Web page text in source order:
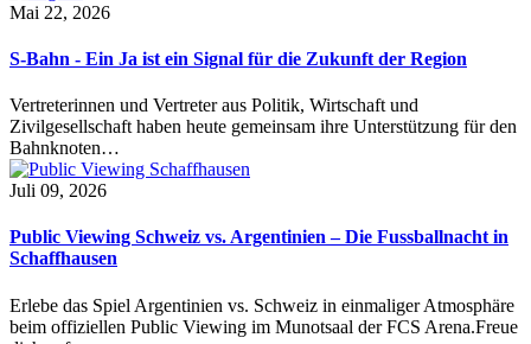
Mai 22, 2026
S-Bahn - Ein Ja ist ein Signal für die Zukunft der Region
Vertreterinnen und Vertreter aus Politik, Wirtschaft und
Zivilgesellschaft haben heute gemeinsam ihre Unterstützung für den
Bahnknoten…
Juli 09, 2026
Public Viewing Schweiz vs. Argentinien – Die Fussballnacht in
Schaffhausen
Erlebe das Spiel Argentinien vs. Schweiz in einmaliger Atmosphäre
beim offiziellen Public Viewing im Munotsaal der FCS Arena.Freue